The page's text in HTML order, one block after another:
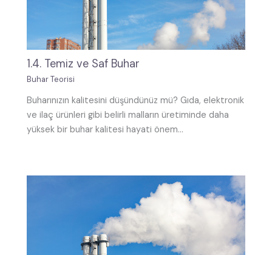
1.4. Temiz ve Saf Buhar
Buhar Teorisi
Buharınızın kalitesini düşündünüz mü? Gıda, elektronik
ve ilaç ürünleri gibi belirli malların üretiminde daha
yüksek bir buhar kalitesi hayati önem…